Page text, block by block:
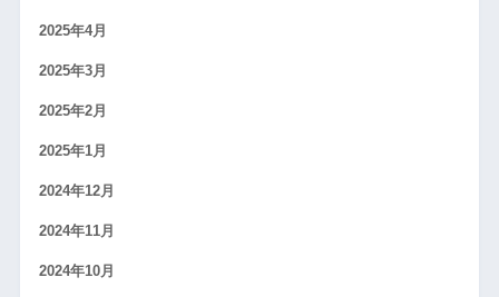
2025年4月
2025年3月
2025年2月
2025年1月
2024年12月
2024年11月
2024年10月